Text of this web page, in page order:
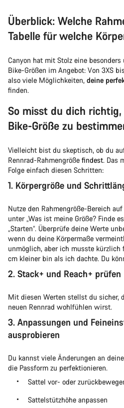
Überblick: Welche
Tabelle für welche
Canyon hat mit Stolz eine
Bike-Größen im Angebot: Von 3XS
also viele Möglichkeiten, deine
finden.
So misst du dich richtig,
Bike-Größe zu
Vielleicht bist du skeptisch, ob du
Rennrad-Rahmengröße findest. Das
Folge einfach diesen Schritten:
1. Körpergröße und
Nutze den Rahmengröße-Bereich
unter „Was ist meine Größe? Finde
„Starten“. Überprüfe deine Werte
wenn du deine Körpermaße
unmöglich, aber ich musste
cm kleiner bin als ich dachte. Du
2. Stack+ und Reach+ prüfen
Mit diesen Werten stellst du sicher,
neuen Rennrad wohlfühlen wirst.
3. Anpassungen und
ausprobieren
Du kannst viele Änderungen an
die Passform zu perfektionieren.
Sattel vor- oder
Sattelstützhöhe anpassen